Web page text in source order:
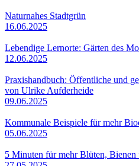
Naturnahes Stadtgrün
16.06.2025
Lebendige Lernorte: Gärten des
12.06.2025
Praxishandbuch: Öffentliche und
von Ulrike Aufderheide
09.06.2025
Kommunale Beispiele für mehr
05.06.2025
5 Minuten für mehr Blüten,